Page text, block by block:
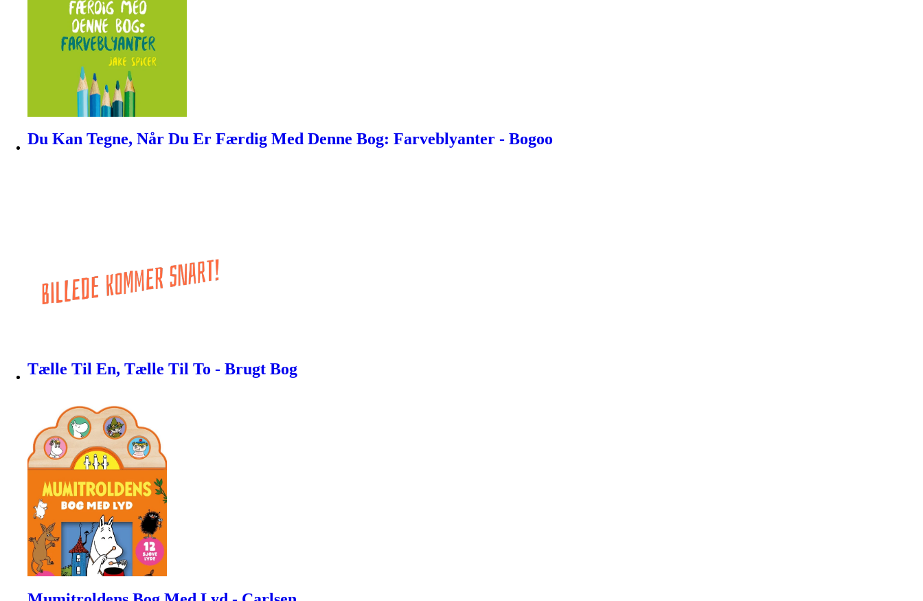
Du Kan Tegne, Når Du Er Færdig Med Denne Bog: Farveblyanter - Bogoo
Tælle Til En, Tælle Til To - Brugt Bog